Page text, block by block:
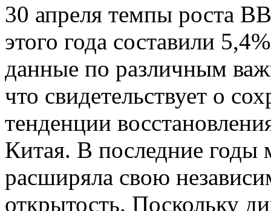
30 апреля темпы роста
этого года составили
данные по различным
что свидетельствует о
тенденции
Китая. В последние годы
расширяла свою
открытость. Поскольку